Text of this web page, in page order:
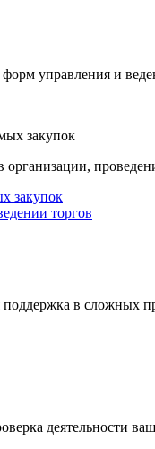
управления и
закупок
закупок
торгов
поддержка в сложных
деятельности